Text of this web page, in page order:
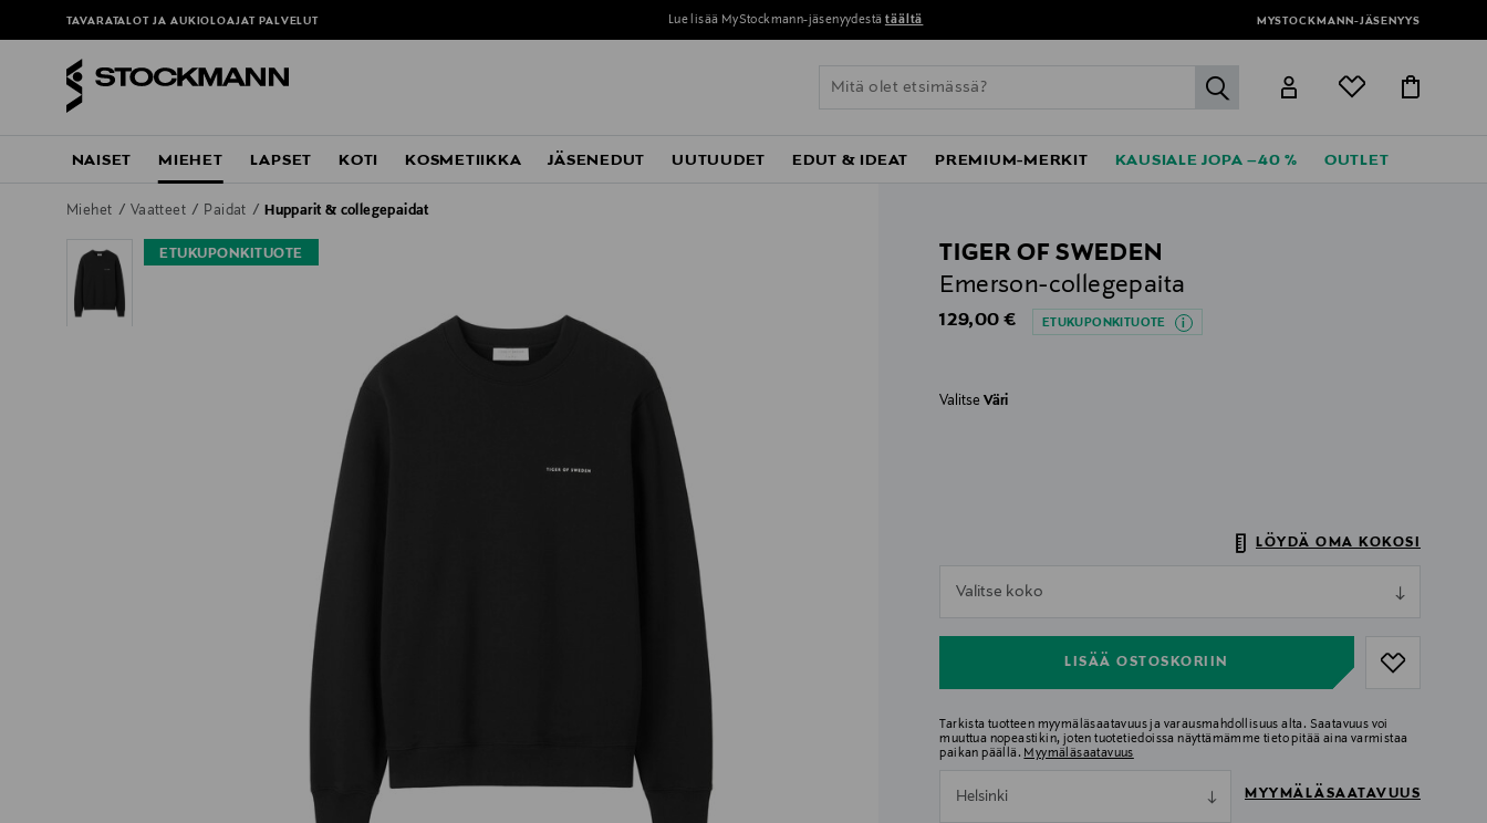
TAVARATALOT JA AUKIOLOAJAT PALVELUT Lue lisää MyStockmann-jäsenyydestä täältä MYSTOCKMANN-JÄSENYYS
label.header.go
NAISET MIEHET LAPSET KOTI KOSMETIIKKA JÄSENEDUT UUTUUDET EDUT & IDEAT PREMIUM-MERKIT KAUSIALE JOPA –40 % OUTLET
Miehet Vaatteet Paidat Hupparit & collegepaidat
ETUKUPONKITUOTE
TIGER OF SWEDEN
Emerson-collegepaita
Original Price
129,00 € ETUKUPONKITUOTE
ValitseVäri
LÖYDÄ OMA KOKOSI
Valitse koko
LISÄÄ OSTOSKORIIN
Tarkista tuotteen myymäläsaatavuus ja varausmahdollisuus alta. Saatavuus voi
muuttua nopeastikin, joten tuotetiedoissa näyttämämme tieto pitää aina varmistaa
paikan päällä. Myymäläsaatavuus
Helsinki MYYMÄLÄSAATAVUUS